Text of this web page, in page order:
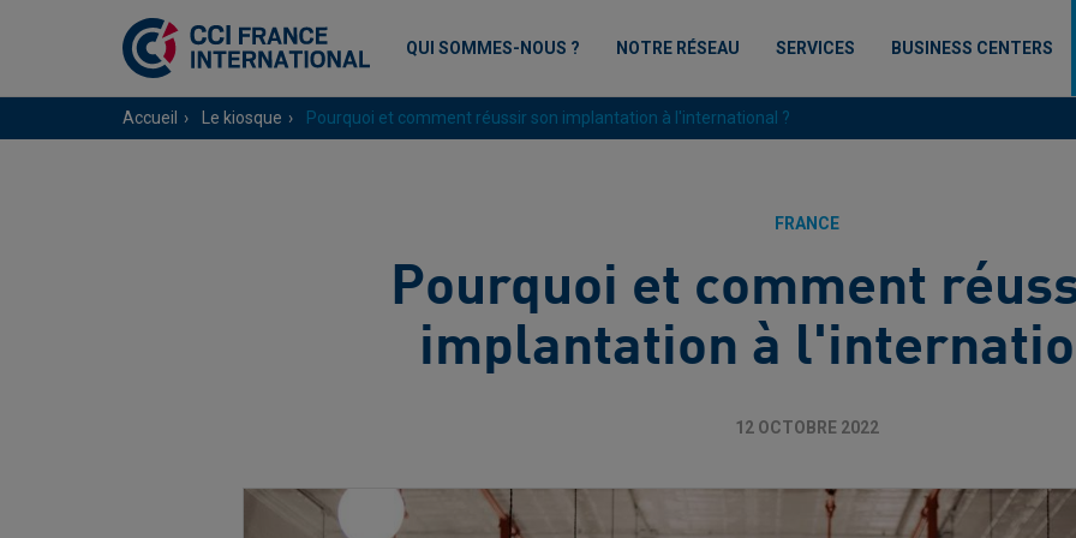
QUI SOMMES-NOUS ? NOTRE RÉSEAU SERVICES BUSINESS CENTERS
Accueil Le kiosque Pourquoi et comment réussir son implantation à l'international ?
FRANCE
Pourquoi et comment
implantation à
12 OCTOBRE 2022